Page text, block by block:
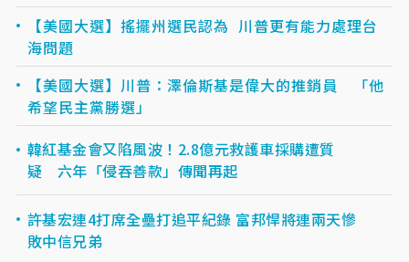
【美國大選】搖擺州選民認為 川普更有能力處理台
海問題
【美國大選】川普：澤倫斯基是偉大的推銷員 「他
希望民主黨勝選」
韓紅基金會又陷風波！2.8億元救護車採購遭質
疑 六年「侵吞善款」傳聞再起
許基宏連4打席全壘打追平紀錄 富邦悍將連兩天慘
敗中信兄弟